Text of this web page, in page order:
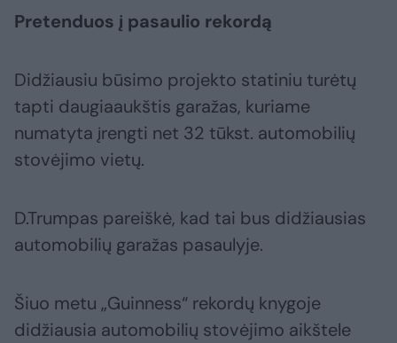
Pretenduos į pasaulio rekordą
Didžiausiu būsimo projekto statiniu turėtų
tapti daugiaaukštis garažas, kuriame
numatyta įrengti net 32 tūkst. automobilių
stovėjimo vietų.
D.Trumpas pareiškė, kad tai bus didžiausias
automobilių garažas pasaulyje.
Šiuo metu „Guinness“ rekordų knygoje
didžiausia automobilių stovėjimo aikštele